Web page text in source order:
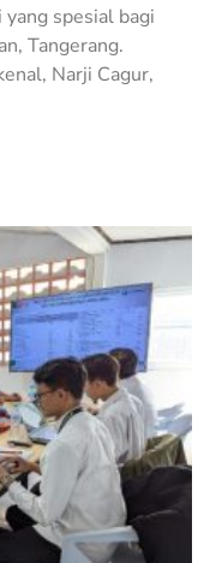
spesial bagi
Tangerang.
Narji Cagur,